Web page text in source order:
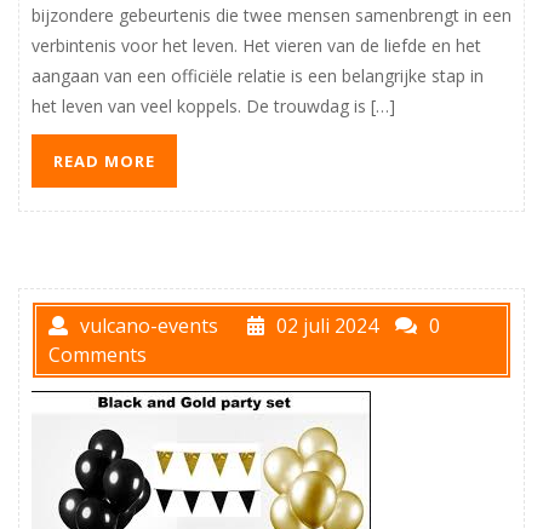
bijzondere gebeurtenis die twee mensen samenbrengt in een
verbintenis voor het leven. Het vieren van de liefde en het
aangaan van een officiële relatie is een belangrijke stap in
het leven van veel koppels. De trouwdag is […]
READ MORE
vulcano-events 02 juli 2024
0
Comments